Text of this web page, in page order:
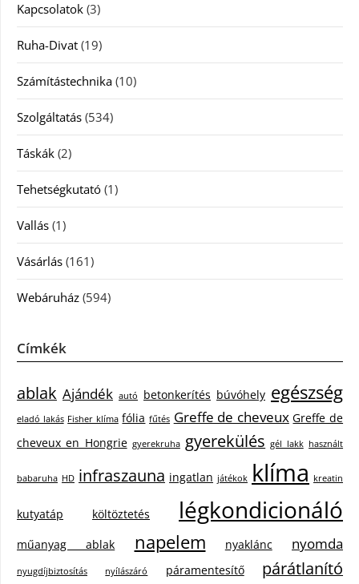
Kapcsolatok (3)
Ruha-Divat (19)
Számítástechnika (10)
Szolgáltatás (534)
Táskák (2)
Tehetségkutató (1)
Vallás (1)
Vásárlás (161)
Webáruház (594)
Címkék
ablak Ajándék autó betonkerítés búvóhely egészség
eladó lakás Fisher klíma fólia fűtés Greffe de cheveux Greffe de
cheveux en Hongrie gyerekruha gyerekülés gél lakk használt
babaruha HD infraszauna ingatlan játékok klíma kreatin
kutyatáp költöztetés légkondicionáló
műanyag ablak napelem nyaklánc nyomda
nyugdíjbiztosítás nyílászáró páramentesítő párátlanító